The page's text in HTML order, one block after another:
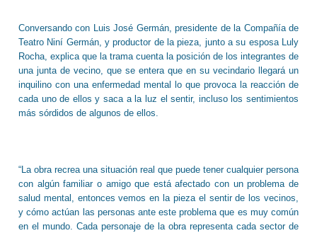
Conversando con Luis José Germán, presidente de la Compañía de
Teatro Niní Germán, y productor de la pieza, junto a su esposa Luly
Rocha, explica que la trama cuenta la posición de los integrantes de
una junta de vecino, que se entera que en su vecindario llegará un
inquilino con una enfermedad mental lo que provoca la reacción de
cada uno de ellos y saca a la luz el sentir, incluso los sentimientos
más sórdidos de algunos de ellos.
“La obra recrea una situación real que puede tener cualquier persona
con algún familiar o amigo que está afectado con un problema de
salud mental, entonces vemos en la pieza el sentir de los vecinos,
y cómo actúan las personas ante este problema que es muy común
en el mundo. Cada personaje de la obra representa cada sector de